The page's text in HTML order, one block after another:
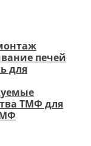
печей
для
ТМФ для